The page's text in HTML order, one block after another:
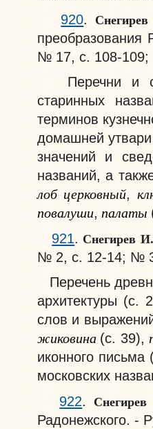
920.
№ 17, с. 108-
Перечни и
старинных
терминов
домашней
значений и
названий, а
лоб церковный,
повалуши, палаты
921. Снегирев И.
№ 2, с. 12-14; №
Перечень
архитектуры (с.
слов и
жиковина (с. 39),
иконного
московских
922.
Радонежского. -